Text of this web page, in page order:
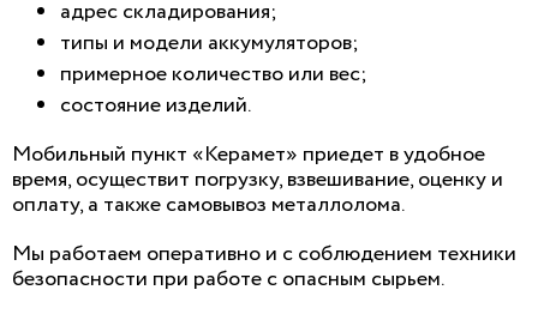
адрес складирования;
типы и модели аккумуляторов;
примерное количество или вес;
состояние изделий.
Мобильный пункт «Керамет» приедет в удобное
время, осуществит погрузку, взвешивание, оценку и
оплату, а также самовывоз металлолома.
Мы работаем оперативно и с соблюдением техники
безопасности при работе с опасным сырьем.